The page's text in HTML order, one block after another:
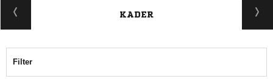
KADER
Filter